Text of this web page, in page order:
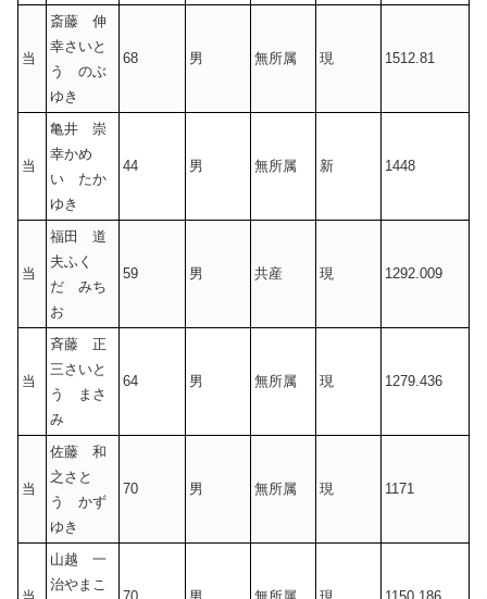
当
斎藤 伸
幸さいと
う のぶ
ゆき
68 男 無所属 現 1512.81
当
亀井 崇
幸かめ
い たか
ゆき
44 男 無所属 新 1448
当
福田 道
夫ふく
だ みち
お
59 男 共産 現 1292.009
当
斉藤 正
三さいと
う まさ
み
64 男 無所属 現 1279.436
当
佐藤 和
之さと
う かず
ゆき
70 男 無所属 現 1171
山越 一
治やまこ